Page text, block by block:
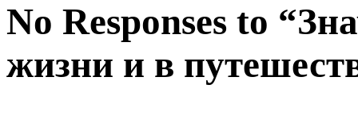
No Responses to
жизни и в